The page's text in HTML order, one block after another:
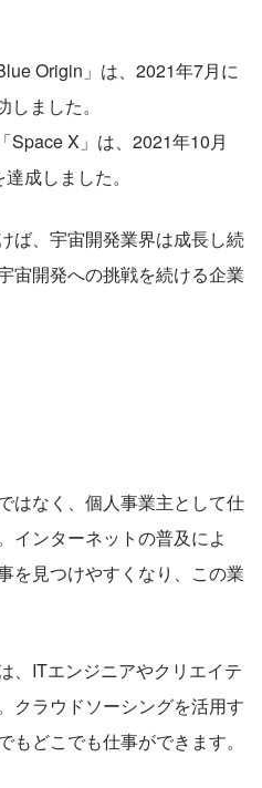
Origin」は、2021年7月に
ました。
Space X」は、2021年10月
成しました。
ば、宇宙開発業界は成長し続
宙開発への挑戦を続ける企業
はなく、個人事業主として仕
インターネットの普及によ
を見つけやすくなり、この業
、ITエンジニアやクリエイテ
クラウドソーシングを活用す
どこでも仕事ができます。